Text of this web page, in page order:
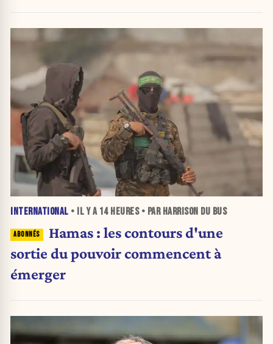
INTERNATIONAL • IL Y A 14 HEURES• PAR HARRISON DU BUS
Hamas : les contours d'une
sortie du pouvoir commencent à
émerger